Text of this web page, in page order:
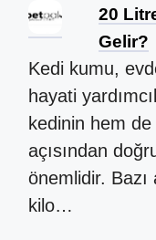
20
Gelir?
Kedi kumu,
hayati
kedinin hem
açısından
önemlidir.
kilo…